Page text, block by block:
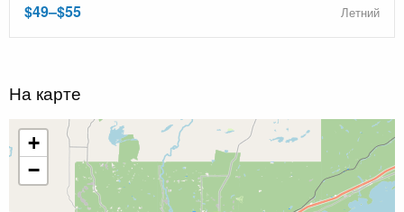
$49–$55 Летний
На карте
+
−